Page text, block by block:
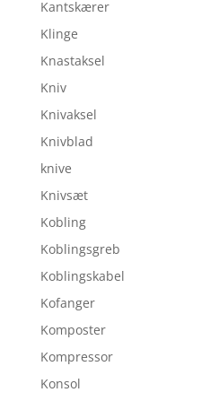
Kantskærer
Klinge
Knastaksel
Kniv
Knivaksel
Knivblad
knive
Knivsæt
Kobling
Koblingsgreb
Koblingskabel
Kofanger
Komposter
Kompressor
Konsol